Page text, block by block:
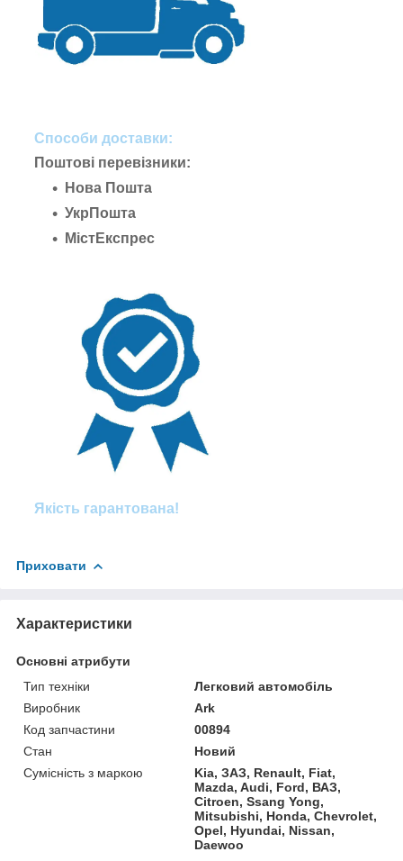
Способи доставки:
Поштові перевізники:
Нова Пошта
УкрПошта
МістЕкспрес
Якість гарантована!
Приховати
Характеристики
Основні атрибути
Тип техніки
Легковий автомобіль
Виробник
Ark
Код запчастини
00894
Стан
Новий
Сумісність з маркою
Kia, ЗАЗ, Renault, Fiat,
Mazda, Audi, Ford, ВАЗ,
Citroen, Ssang Yong,
Mitsubishi, Honda, Chevrolet,
Opel, Hyundai, Nissan,
Daewoo